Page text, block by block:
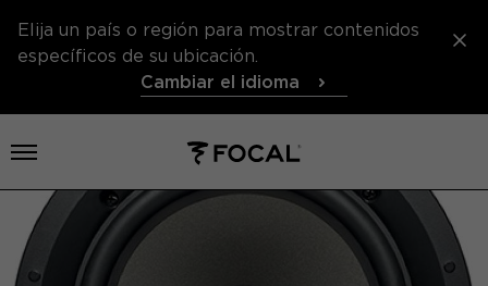
Elija un país o región para mostrar contenidos
específicos de su ubicación.
Cambiar el idioma
Abrir el menú